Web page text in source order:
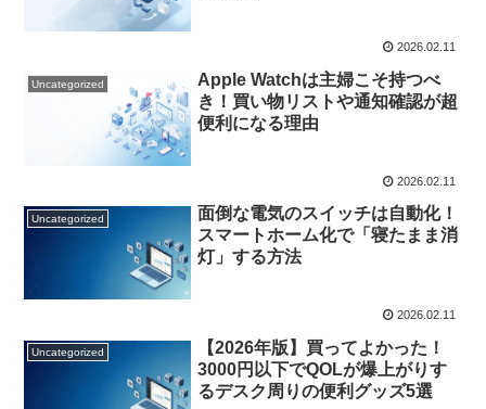
2026.02.11
Uncategorized
Apple Watchは主婦こそ持つべ
き！買い物リストや通知確認が超
便利になる理由
2026.02.11
Uncategorized
面倒な電気のスイッチは自動化！
スマートホーム化で「寝たまま消
灯」する方法
2026.02.11
Uncategorized
【2026年版】買ってよかった！
3000円以下でQOLが爆上がりす
るデスク周りの便利グッズ5選